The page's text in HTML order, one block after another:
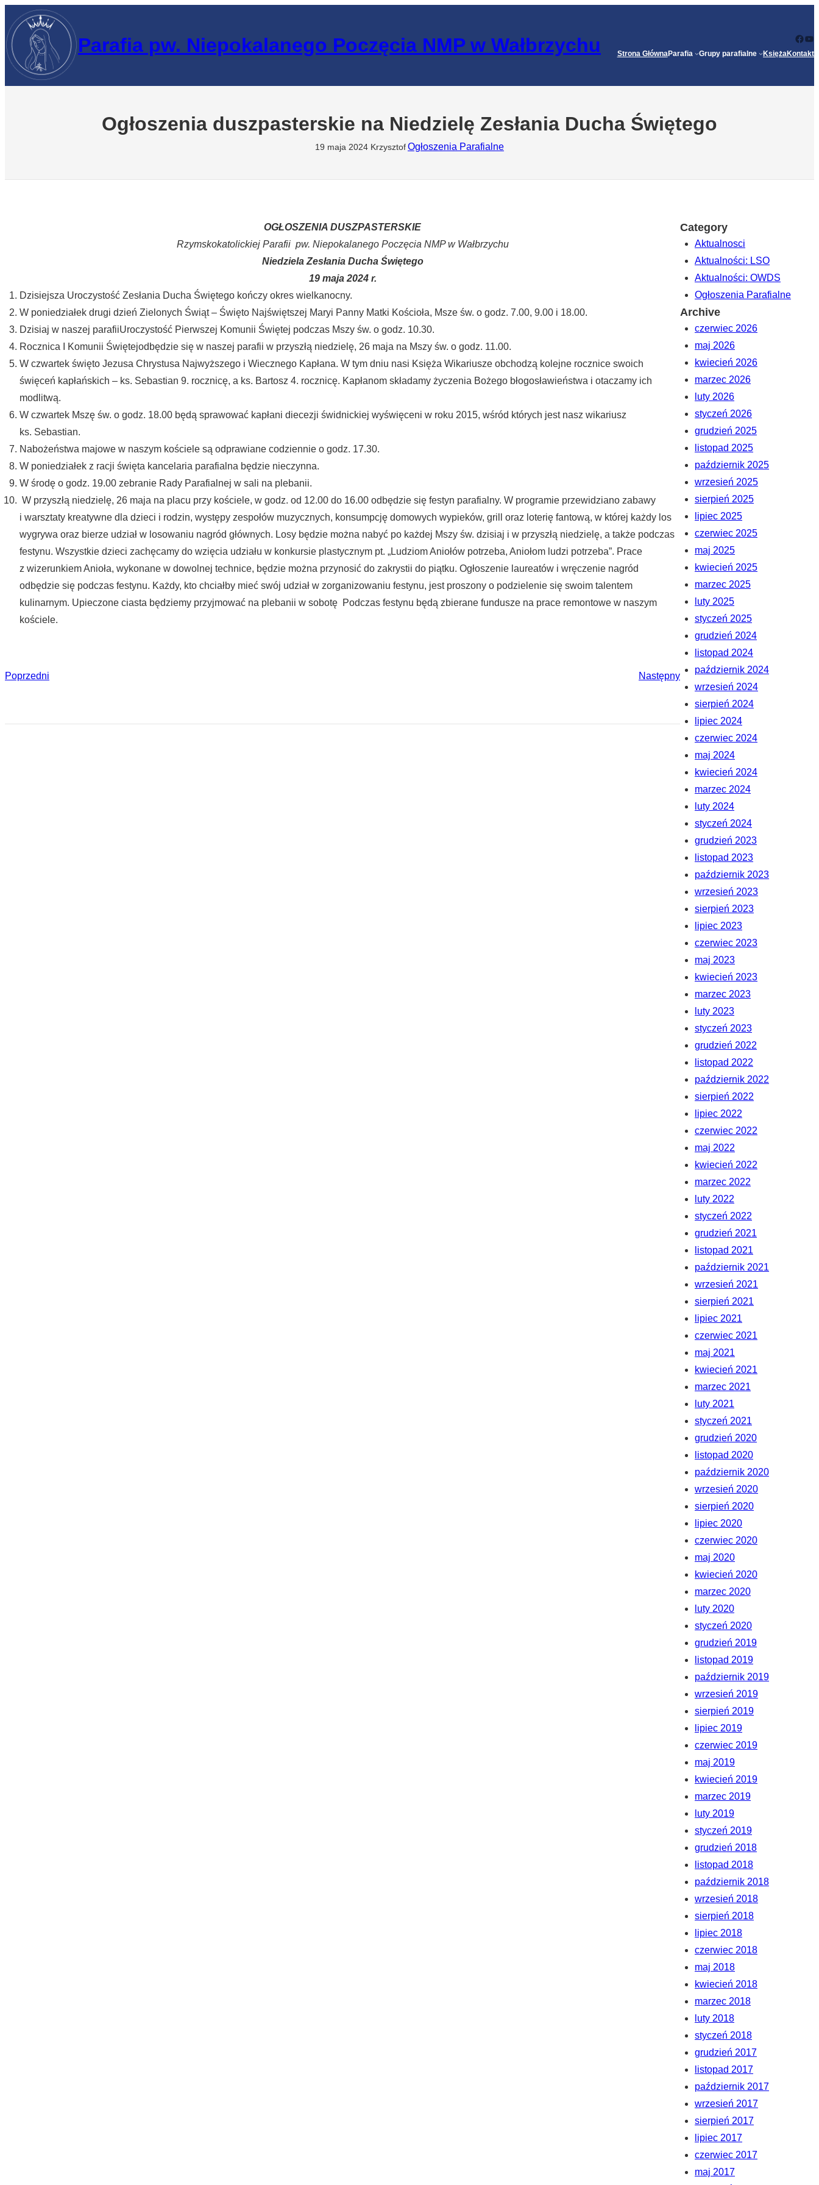
Przejdź
do
treści
Parafia pw. Niepokalanego Poczęcia NMP w Wałbrzychu Strona GłównaParafia Grupy parafialne KsiężaKontakt
Ogłoszenia duszpasterskie na Niedzielę Zesłania Ducha Świętego
19 maja 2024 Krzysztof Ogłoszenia Parafialne
OGŁOSZENIA DUSZPASTERSKIE
Rzymskokatolickiej Parafii pw. Niepokalanego Poczęcia NMP w Wałbrzychu
Niedziela Zesłania Ducha Świętego
19 maja 2024 r.
Dzisiejsza Uroczystość Zesłania Ducha Świętego kończy okres wielkanocny.
W poniedziałek drugi dzień Zielonych Świąt – Święto Najświętszej Maryi Panny Matki Kościoła, Msze św. o godz. 7.00, 9.00 i 18.00.
Dzisiaj w naszej parafiiUroczystość Pierwszej Komunii Świętej podczas Mszy św. o godz. 10.30.
Rocznica I Komunii Świętejodbędzie się w naszej parafii w przyszłą niedzielę, 26 maja na Mszy św. o godz. 11.00.
W czwartek święto Jezusa Chrystusa Najwyższego i Wiecznego Kapłana. W tym dniu nasi Księża Wikariusze obchodzą kolejne rocznice swoich
święceń kapłańskich – ks. Sebastian 9. rocznicę, a ks. Bartosz 4. rocznicę. Kapłanom składamy życzenia Bożego błogosławieństwa i otaczamy ich
modlitwą.
W czwartek Mszę św. o godz. 18.00 będą sprawować kapłani diecezji świdnickiej wyświęceni w roku 2015, wśród których jest nasz wikariusz
ks. Sebastian.
Nabożeństwa majowe w naszym kościele są odprawiane codziennie o godz. 17.30.
W poniedziałek z racji święta kancelaria parafialna będzie nieczynna.
W środę o godz. 19.00 zebranie Rady Parafialnej w sali na plebanii.
W przyszłą niedzielę, 26 maja na placu przy kościele, w godz. od 12.00 do 16.00 odbędzie się festyn parafialny. W programie przewidziano zabawy
i warsztaty kreatywne dla dzieci i rodzin, występy zespołów muzycznych, konsumpcję domowych wypieków, grill oraz loterię fantową, w której każdy los
wygrywa oraz bierze udział w losowaniu nagród głównych. Losy będzie można nabyć po każdej Mszy św. dzisiaj i w przyszłą niedzielę, a także podczas
festynu. Wszystkie dzieci zachęcamy do wzięcia udziału w konkursie plastycznym pt. „Ludziom Aniołów potrzeba, Aniołom ludzi potrzeba”. Prace
z wizerunkiem Anioła, wykonane w dowolnej technice, będzie można przynosić do zakrystii do piątku. Ogłoszenie laureatów i wręczenie nagród
odbędzie się podczas festynu. Każdy, kto chciałby mieć swój udział w zorganizowaniu festynu, jest proszony o podzielenie się swoim talentem
kulinarnym. Upieczone ciasta będziemy przyjmować na plebanii w sobotę Podczas festynu będą zbierane fundusze na prace remontowe w naszym
kościele.
Poprzedni Następny
Category
Aktualnosci
Aktualności: LSO
Aktualności: OWDS
Ogłoszenia Parafialne
Archive
czerwiec 2026
maj 2026
kwiecień 2026
marzec 2026
luty 2026
styczeń 2026
grudzień 2025
listopad 2025
październik 2025
wrzesień 2025
sierpień 2025
lipiec 2025
czerwiec 2025
maj 2025
kwiecień 2025
marzec 2025
luty 2025
styczeń 2025
grudzień 2024
listopad 2024
październik 2024
wrzesień 2024
sierpień 2024
lipiec 2024
czerwiec 2024
maj 2024
kwiecień 2024
marzec 2024
luty 2024
styczeń 2024
grudzień 2023
listopad 2023
październik 2023
wrzesień 2023
sierpień 2023
lipiec 2023
czerwiec 2023
maj 2023
kwiecień 2023
marzec 2023
luty 2023
styczeń 2023
grudzień 2022
listopad 2022
październik 2022
sierpień 2022
lipiec 2022
czerwiec 2022
maj 2022
kwiecień 2022
marzec 2022
luty 2022
styczeń 2022
grudzień 2021
listopad 2021
październik 2021
wrzesień 2021
sierpień 2021
lipiec 2021
czerwiec 2021
maj 2021
kwiecień 2021
marzec 2021
luty 2021
styczeń 2021
grudzień 2020
listopad 2020
październik 2020
wrzesień 2020
sierpień 2020
lipiec 2020
czerwiec 2020
maj 2020
kwiecień 2020
marzec 2020
luty 2020
styczeń 2020
grudzień 2019
listopad 2019
październik 2019
wrzesień 2019
sierpień 2019
lipiec 2019
czerwiec 2019
maj 2019
kwiecień 2019
marzec 2019
luty 2019
styczeń 2019
grudzień 2018
listopad 2018
październik 2018
wrzesień 2018
sierpień 2018
lipiec 2018
czerwiec 2018
maj 2018
kwiecień 2018
marzec 2018
luty 2018
styczeń 2018
grudzień 2017
listopad 2017
październik 2017
wrzesień 2017
sierpień 2017
lipiec 2017
czerwiec 2017
maj 2017